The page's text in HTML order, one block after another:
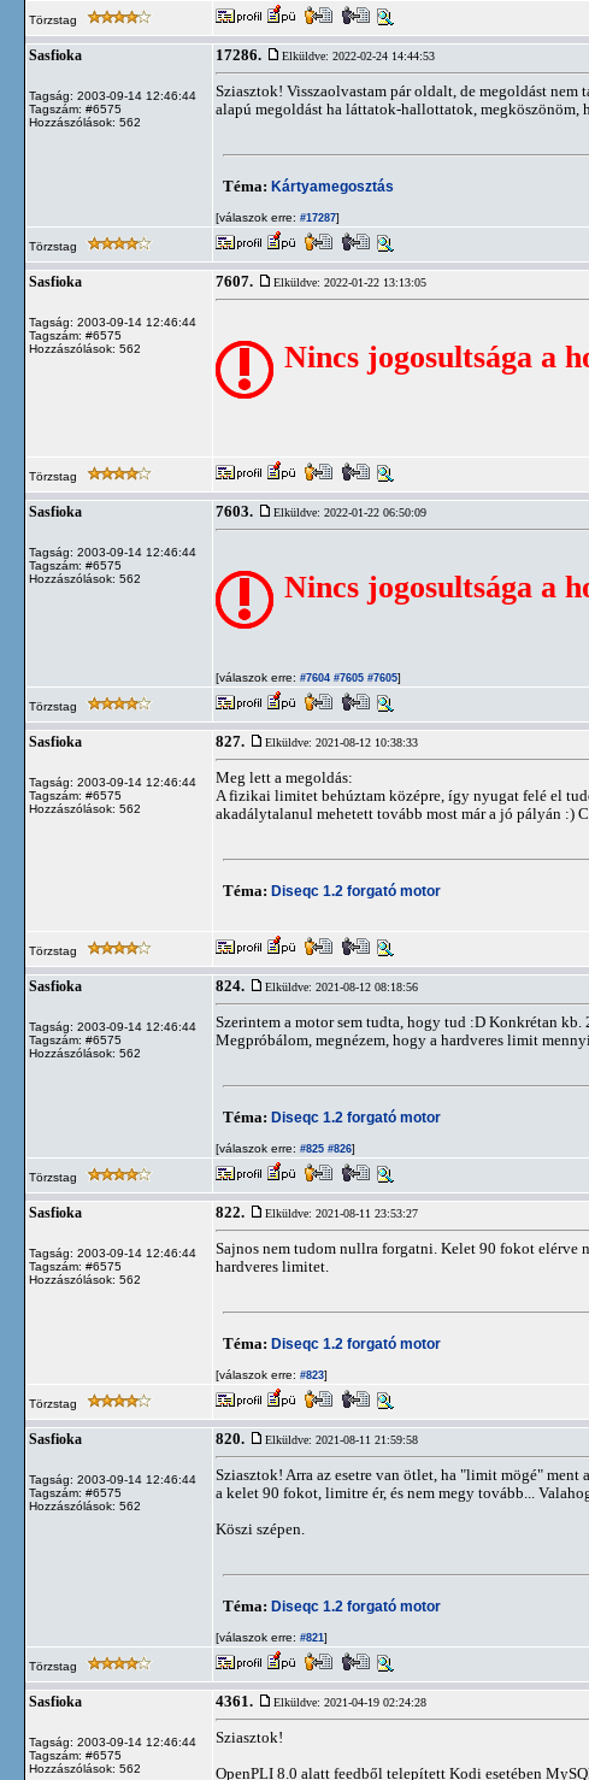
Törzstag
Sasfioka
Tagság: 2003-09-14 12:46:44
Tagszám: #6575
Hozzászólások: 562
17286. Elküldve: 2022-02-24 14:44:53
Sziasztok! Visszaolvastam pár oldalt, de megoldást
alapú megoldást ha láttatok-hallottatok, megköszönöm,
Téma: Kártyamegosztás
[válaszok erre: #17287]
Törzstag
Sasfioka
Tagság: 2003-09-14 12:46:44
Tagszám: #6575
Hozzászólások: 562
7607. Elküldve: 2022-01-22 13:13:05
Nincs jogosultsága a
Törzstag
Sasfioka
Tagság: 2003-09-14 12:46:44
Tagszám: #6575
Hozzászólások: 562
7603. Elküldve: 2022-01-22 06:50:09
Nincs jogosultsága a
[válaszok erre: #7604 #7605 #7605]
Törzstag
Sasfioka
Tagság: 2003-09-14 12:46:44
Tagszám: #6575
Hozzászólások: 562
827. Elküldve: 2021-08-12 10:38:33
Meg lett a megoldás:
A fizikai limitet behúztam középre, így nyugat felé el
akadálytalanul mehetett tovább most már a jó pályán :)
Téma: Diseqc 1.2 forgató motor
Törzstag
Sasfioka
Tagság: 2003-09-14 12:46:44
Tagszám: #6575
Hozzászólások: 562
824. Elküldve: 2021-08-12 08:18:56
Szerintem a motor sem tudta, hogy tud :D Konkrétan
Megpróbálom, megnézem, hogy a hardveres limit
Téma: Diseqc 1.2 forgató motor
[válaszok erre: #825 #826]
Törzstag
Sasfioka
Tagság: 2003-09-14 12:46:44
Tagszám: #6575
Hozzászólások: 562
822. Elküldve: 2021-08-11 23:53:27
Sajnos nem tudom nullra forgatni. Kelet 90 fokot elérve
hardveres limitet.
Téma: Diseqc 1.2 forgató motor
[válaszok erre: #823]
Törzstag
Sasfioka
Tagság: 2003-09-14 12:46:44
Tagszám: #6575
Hozzászólások: 562
820. Elküldve: 2021-08-11 21:59:58
Sziasztok! Arra az esetre van ötlet, ha "limit mögé"
a kelet 90 fokot, limitre ér, és nem megy tovább...
Köszi szépen.
Téma: Diseqc 1.2 forgató motor
[válaszok erre: #821]
Törzstag
Sasfioka
Tagság: 2003-09-14 12:46:44
Tagszám: #6575
Hozzászólások: 562
4361. Elküldve: 2021-04-19 02:24:28
Sziasztok!
OpenPLI 8.0 alatt feedből telepített Kodi esetében